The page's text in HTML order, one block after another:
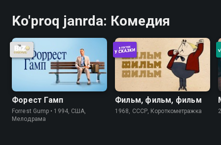
Ko'proq janrda: Комедия
Форест Гамп
Forrest Gump • 1994, США,
Мелодрама
Фильм, фильм, фильм
1968, СССР, Короткометражка